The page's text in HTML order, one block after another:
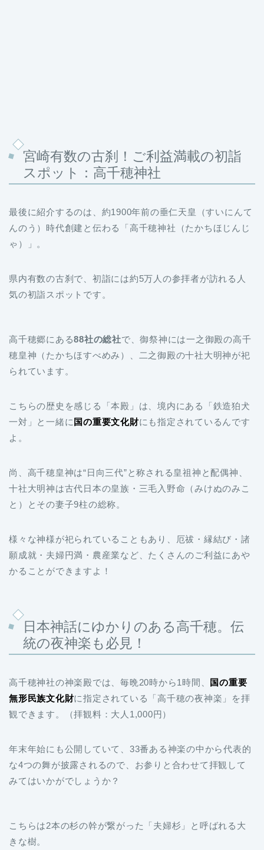
宮崎有数の古刹！ご利益満載の初詣
スポット：高千穂神社
最後に紹介するのは、約1900年前の垂仁天皇（すいにんて
んのう）時代創建と伝わる「高千穂神社（たかちほじんじ
ゃ）」。
県内有数の古刹で、初詣には約5万人の参拝者が訪れる人
気の初詣スポットです。
高千穂郷にある88社の総社で、御祭神には一之御殿の高千
穂皇神（たかちほすべめみ）、二之御殿の十社大明神が祀
られています。
こちらの歴史を感じる「本殿」は、境内にある「鉄造狛犬
一対」と一緒に 国の重要文化財にも指定されているんです
よ。
尚、高千穂皇神は“日向三代”と称される皇祖神と配偶神、
十社大明神は古代日本の皇族・三毛入野命（みけぬのみこ
と）とその妻子9柱の総称。
様々な神様が祀られていることもあり、厄祓・縁結び・諸
願成就・夫婦円満・農産業など、たくさんのご利益にあや
かることができますよ！
日本神話にゆかりのある高千穂。伝
統の夜神楽も必見！
高千穂神社の神楽殿では、毎晩20時から1時間、 国の重要
無形民族文化財に指定されている「高千穂の夜神楽」を拝
観できます。（拝観料：大人1,000円）
年末年始にも公開していて、33番ある神楽の中から代表的
な4つの舞が披露されるので、お参りと合わせて拝観して
みてはいかがでしょうか？
こちらは2本の杉の幹が繋がった「夫婦杉」と呼ばれる大
きな樹。